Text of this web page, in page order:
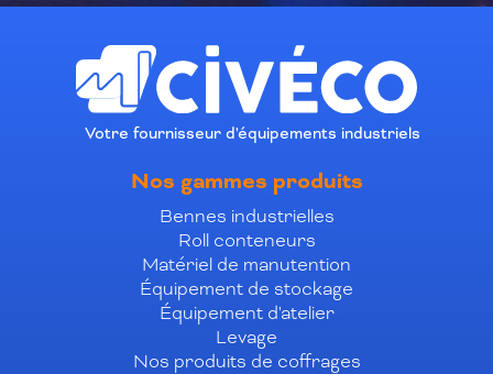
Votre fournisseur d'équipements industriels
Nos gammes produits
Bennes industrielles
Roll conteneurs
Matériel de manutention
Équipement de stockage
Équipement d'atelier
Levage
Nos produits de coffrages